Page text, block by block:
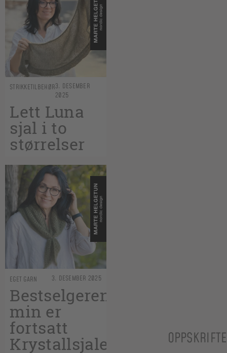
STRIKKETILBEHØR3. DESEMBER
2025
Lett Luna
sjal i to
størrelser
EGET GARN 3. DESEMBER 2025
Bestselgeren
min er
fortsatt
Krystallsjalet